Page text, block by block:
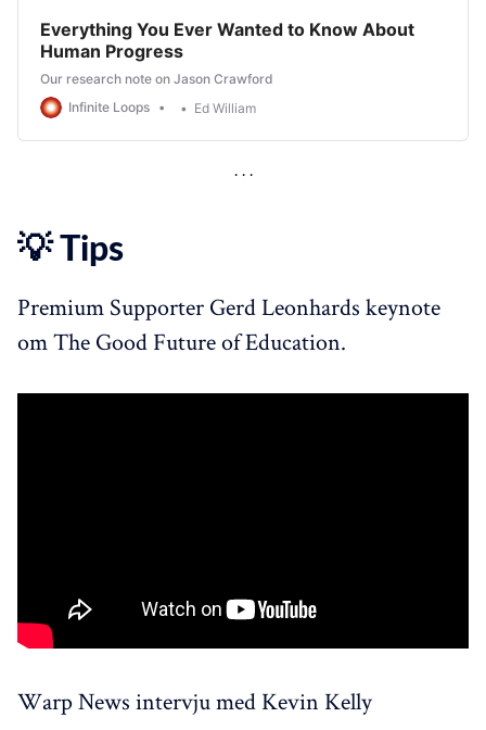
Everything You Ever Wanted to Know About
Human Progress
Our research note on Jason Crawford
Infinite Loops
Ed William
💡 Tips
Premium Supporter Gerd Leonhards keynote
om The Good Future of Education.
Warp News intervju med Kevin Kelly